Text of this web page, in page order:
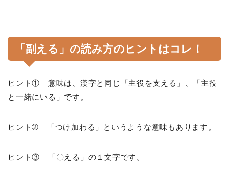
「副える」の読み方のヒントはコレ！
ヒント① 意味は、漢字と同じ「主役を支える」、「主役
と一緒にいる」です。
ヒント➁ 「つけ加わる」というような意味もあります。
ヒント③ 「〇える」の１文字です。